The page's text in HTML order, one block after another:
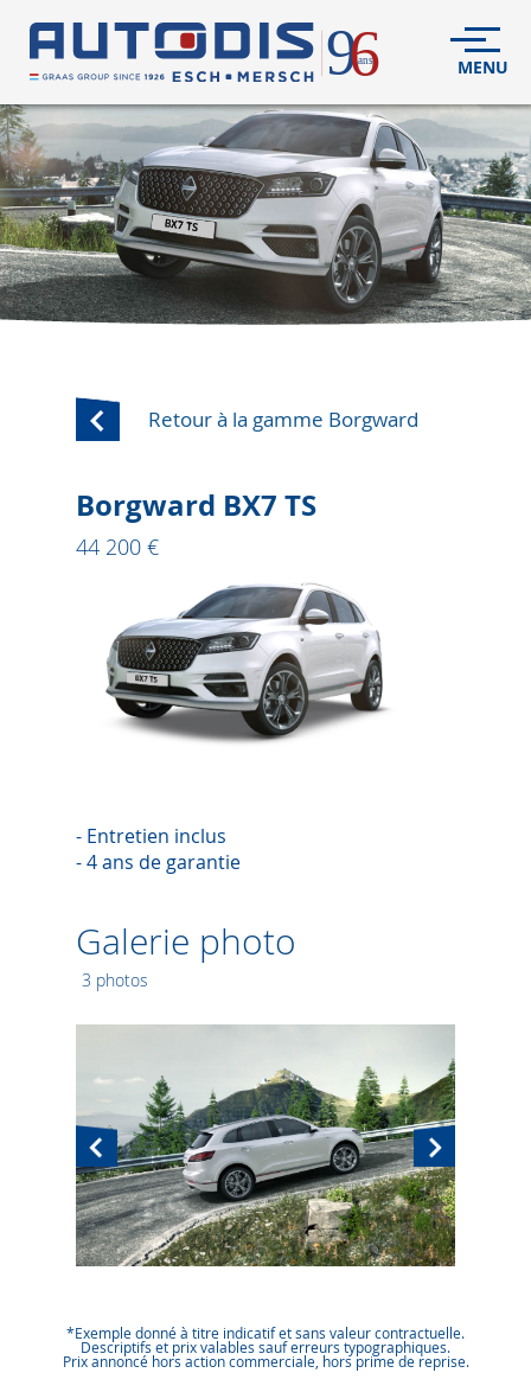
VÉHICULESNEUFS
VÉHICULESD'OCCASION
NOUS
S.A.V.
CONTACT
Retour à la gamme Borgward
Borgward BX7 TS
44 200 €
- Entretien inclus
- 4 ans de garantie
Galerie photo
3 photos
*Exemple donné à titre indicatif et sans valeur contractuelle.
Descriptifs et prix valables sauf erreurs typographiques.
Prix annoncé hors action commerciale, hors prime de reprise.